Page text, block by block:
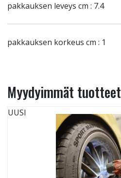
pakkauksen leveys cm : 7.4
pakkauksen korkeus cm : 1
Myydyimmät tuotteet
UUSI